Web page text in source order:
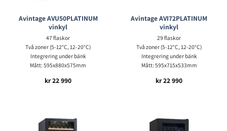
Avintage AVU50PLATINUM
vinkyl
47 flaskor
Två zoner (5-12°C, 12-20°C)
Integrering under bänk
Mått: 595x880x575mm
kr22 990
Avintage AVI72PLATINUM
vinkyl
29 flaskor
Två zoner (5-12°C, 12-20°C)
Integrering under bänk
Mått: 595x715x533mm
kr22 990